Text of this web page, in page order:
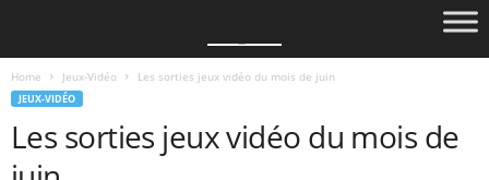
Home Jeux-Vidéo Les sorties jeux vidéo du mois de juin
JEUX-VIDÉO
Les sorties jeux vidéo du mois de